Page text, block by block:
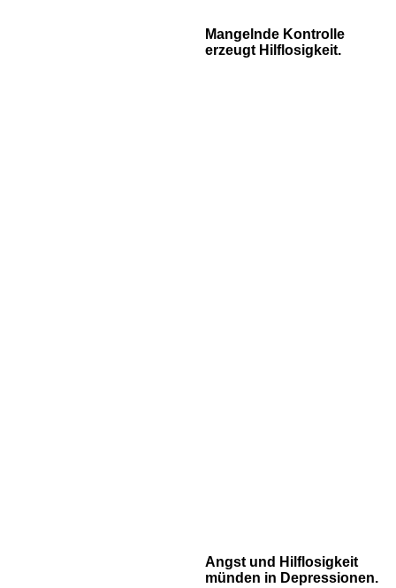
Mangelnde Kontrolle
erzeugt Hilflosigkeit.
Angst und Hilflosigkeit
münden in Depressionen.